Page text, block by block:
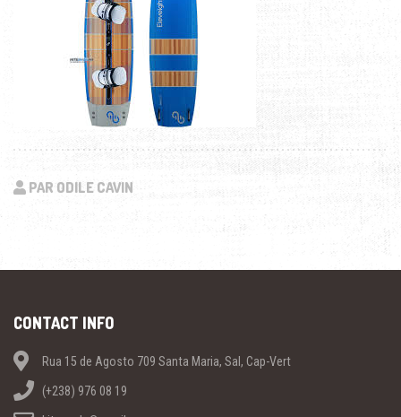
PAR ODILE CAVIN
CONTACT INFO
Rua 15 de Agosto 709 Santa Maria, Sal, Cap-Vert
(+238) 976 08 19